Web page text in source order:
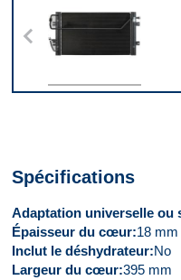
Spécifications
Adaptation universelle ou
Épaisseur du cœur 18 mm
Inclut le déshydrateur No
Largeur du cœur 395 mm